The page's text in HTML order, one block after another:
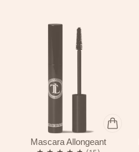
Mascara Allongeant